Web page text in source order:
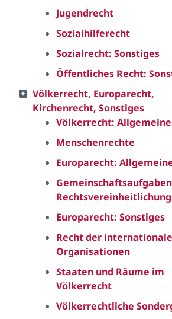
Jugendrecht
Sozialhilferecht
Sozialrecht: Sonstiges
Öffentliches Recht:
Völkerrecht, Europarecht,
Kirchenrecht, Sonstiges
Völkerrecht:
Menschenrechte
Europarecht:
Rechtsvereinheitlichung
Europarecht: Sonstiges
Recht der
Organisationen
Staaten und Räume im
Völkerrecht
Völkerrechtliche